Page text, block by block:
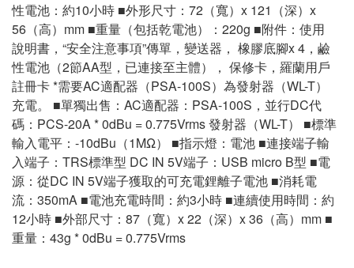
性電池：約10小時 ■外形尺寸：72（寬）x 121（深）x
56（高）mm ■重量（包括乾電池）：220g ■附件：使用
說明書，“安全注意事項”傳單，變送器， 橡膠底腳x 4，鹼
性電池（2節AA型，已連接至主體）， 保修卡，羅蘭用戶
註冊卡 *需要AC適配器（PSA-100S）為發射器（WL-T）
充電。 ■單獨出售：AC適配器：PSA-100S，並行DC代
碼：PCS-20A * 0dBu = 0.775Vrms 發射器（WL-T） ■標準
輸入電平：-10dBu（1MΩ） ■指示燈：電池 ■連接端子輸
入端子：TRS標準型 DC IN 5V端子：USB micro B型 ■電
源：從DC IN 5V端子獲取的可充電鋰離子電池 ■消耗電
流：350mA ■電池充電時間：約3小時 ■連續使用時間：約
12小時 ■外部尺寸：87（寬）x 22（深）x 36（高）mm ■
重量：43g * 0dBu = 0.775Vrms